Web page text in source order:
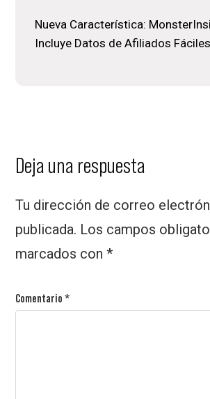
Nueva Característica:
Incluye Datos de Afiliados
Interacciones
los
lectores
Deja una respuesta
Tu dirección de correo
publicada. Los campos
marcados con*
Comentario*